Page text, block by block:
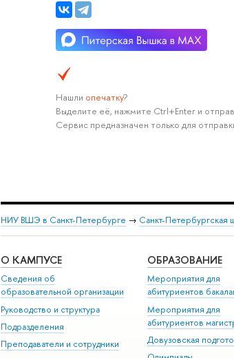
Нашли опечатку?
Выделите её, нажмите Ctrl+Enter и
Сервис предназначен только для
НИУ ВШЭ в Санкт-Петербурге → Санкт-Петербургская
О КАМПУСЕ
Сведения об
образовательной организации
Руководство и структура
Подразделения
Преподаватели и сотрудники
ОБРАЗОВАНИЕ
Мероприятия для
абитуриентов
Мероприятия для
абитуриентов
Довузовская